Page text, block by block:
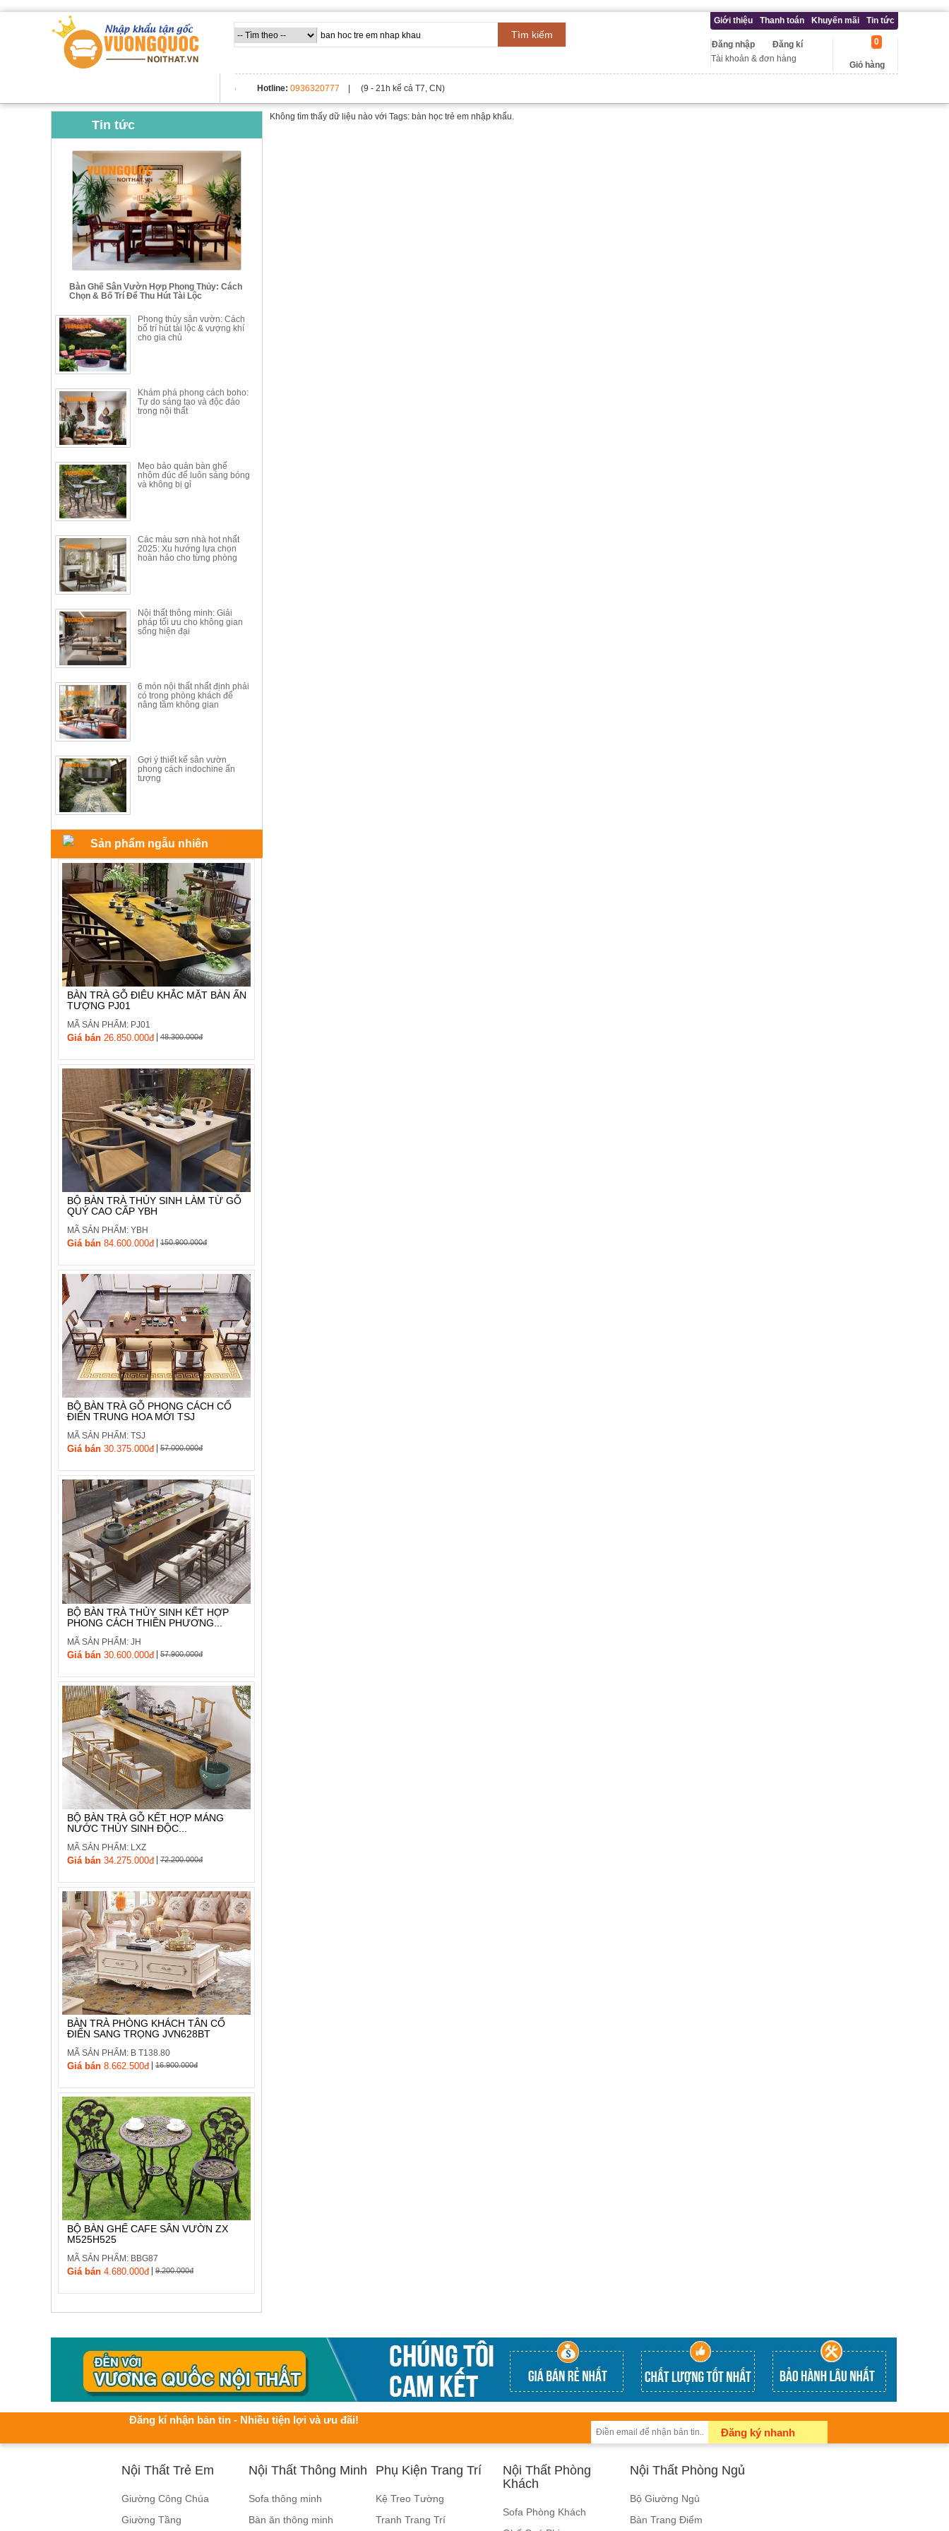
Tìm kiếm
Giới thiệu Thanh toán Khuyến mãi Tin tức
Đăng kí
Đăng nhập
Tài khoản & đơn hàng
Giỏ hàng
0
Hotline: 0936320777 | (9 - 21h kể cả T7, CN)
Tin tức
Bàn Ghế Sân Vườn Hợp Phong Thủy: Cách
Chọn & Bố Trí Để Thu Hút Tài Lộc
Phong thủy sân vườn: Cách
bố trí hút tài lộc & vượng khí
cho gia chủ
Khám phá phong cách boho:
Tự do sáng tạo và độc đáo
trong nội thất
Mẹo bảo quản bàn ghế
nhôm đúc để luôn sáng bóng
và không bị gỉ
Các màu sơn nhà hot nhất
2025: Xu hướng lựa chọn
hoàn hảo cho từng phòng
Nội thất thông minh: Giải
pháp tối ưu cho không gian
sống hiện đại
6 món nội thất nhất định phải
có trong phòng khách để
nâng tầm không gian
Gợi ý thiết kế sân vườn
phong cách indochine ấn
tượng
Sản phẩm ngẫu nhiên
BÀN TRÀ GỖ ĐIÊU KHẮC MẶT BÀN ẤN
TƯỢNG PJ01
MÃ SẢN PHẨM: PJ01
Giá bán 26.850.000đ| 48.300.000đ
BỘ BÀN TRÀ THỦY SINH LÀM TỪ GỖ
QUÝ CAO CẤP YBH
MÃ SẢN PHẨM: YBH
Giá bán 84.600.000đ| 150.900.000đ
BỘ BÀN TRÀ GỖ PHONG CÁCH CỔ
ĐIỂN TRUNG HOA MỚI TSJ
MÃ SẢN PHẨM: TSJ
Giá bán 30.375.000đ| 57.000.000đ
BỘ BÀN TRÀ THỦY SINH KẾT HỢP
PHONG CÁCH THIỀN PHƯƠNG...
MÃ SẢN PHẨM: JH
Giá bán 30.600.000đ| 57.900.000đ
BỘ BÀN TRÀ GỖ KẾT HỢP MÁNG
NƯỚC THỦY SINH ĐỘC...
MÃ SẢN PHẨM: LXZ
Giá bán 34.275.000đ| 72.200.000đ
BÀN TRÀ PHÒNG KHÁCH TÂN CỔ
ĐIỂN SANG TRỌNG JVN628BT
MÃ SẢN PHẨM: B T138.80
Giá bán 8.662.500đ| 16.900.000đ
BỘ BÀN GHẾ CAFE SÂN VƯỜN ZX
M525H525
MÃ SẢN PHẨM: BBG87
Giá bán 4.680.000đ| 9.200.000đ
Không tìm thấy dữ liệu nào với Tags: bàn học trẻ em nhập khẩu.
Đăng kí nhận bản tin - Nhiều tiện lợi và ưu đãi!
Đăng ký nhanh
Nội Thất Trẻ Em
Giường Công Chúa
Giường Tầng
Nội Thất Thông Minh
Sofa thông minh
Bàn ăn thông minh
Phụ Kiện Trang Trí
Kệ Treo Tường
Tranh Trang Trí
Nội Thất Phòng
Khách
Sofa Phòng Khách
Nội Thất Phòng Ngủ
Bộ Giường Ngủ
Bàn Trang Điểm